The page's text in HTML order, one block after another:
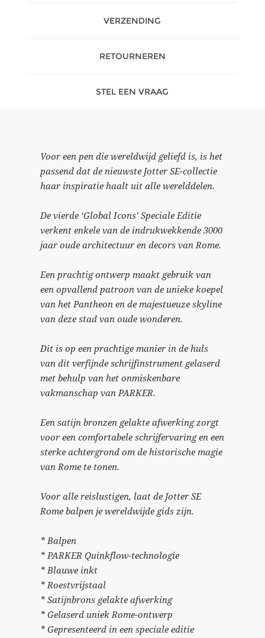
VERZENDING
RETOURNEREN
STEL EEN VRAAG
Voor een pen die wereldwijd geliefd is, is het
passend dat de nieuwste Jotter SE-collectie
haar inspiratie haalt uit alle werelddelen.
De vierde ‘Global Icons’ Speciale Editie
verkent enkele van de indrukwekkende 3000
jaar oude architectuur en decors van Rome.
Een prachtig ontwerp maakt gebruik van
een opvallend patroon van de unieke koepel
van het Pantheon en de majestueuze skyline
van deze stad van oude wonderen.
Dit is op een prachtige manier in de huls
van dit verfijnde schrijfinstrument gelaserd
met behulp van het onmiskenbare
vakmanschap van PARKER.
Een satijn bronzen gelakte afwerking zorgt
voor een comfortabele schrijfervaring en een
sterke achtergrond om de historische magie
van Rome te tonen.
Voor alle reislustigen, laat de Jotter SE
Rome balpen je wereldwijde gids zijn.
* Balpen
* PARKER Quinkflow-technologie
* Blauwe inkt
* Roestvrijstaal
* Satijnbrons gelakte afwerking
* Gelaserd uniek Rome-ontwerp
* Gepresenteerd in een speciale editie